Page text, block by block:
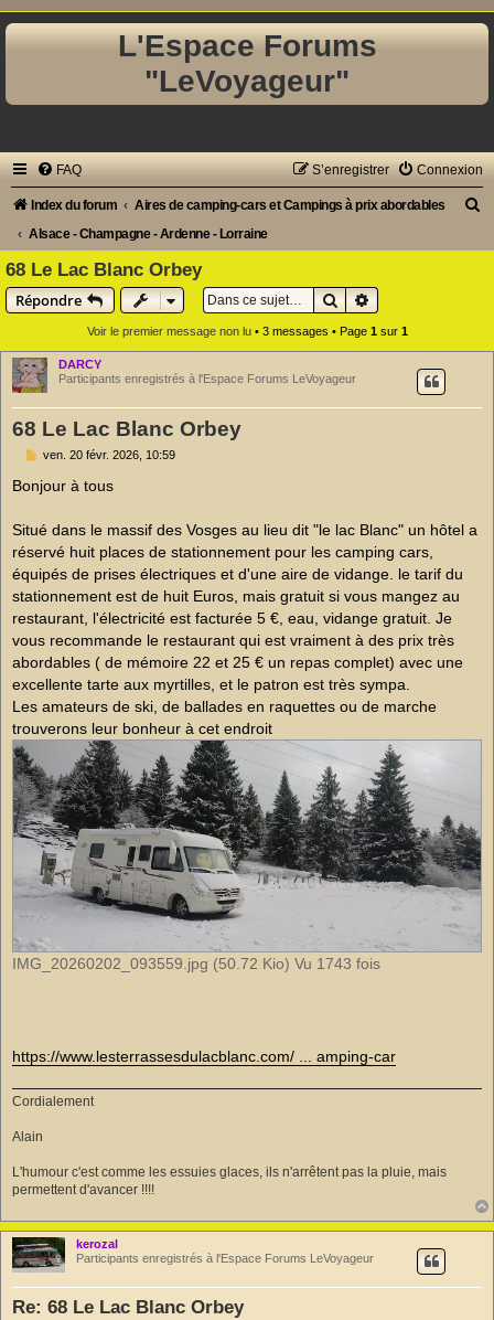
L'Espace Forums
"LeVoyageur"
FAQ Connexion
S’enregistrer
Index du forum
Aires de camping-cars et Campings à prix abordables
Alsace - Champagne - Ardenne - Lorraine
r
68 Le Lac Blanc Orbey
Répondre
RechercherRecherche
Voir le premier message non lu• 3 messages • Page 1sur 1
DARCY
Participants enregistrés à l'Espace Forums LeVoyageur
68 Le Lac Blanc Orbey
M
s
s
g
e
n
o
n
l
ven. 20 févr. 2026, 10:59
Bonjour à tous
Situé dans le massif des Vosges au lieu dit "le lac Blanc" un hôtel a
réservé huit places de stationnement pour les camping cars,
équipés de prises électriques et d'une aire de vidange. le tarif du
stationnement est de huit Euros, mais gratuit si vous mangez au
restaurant, l'électricité est facturée 5 €, eau, vidange gratuit. Je
vous recommande le restaurant qui est vraiment à des prix très
abordables ( de mémoire 22 et 25 € un repas complet) avec une
excellente tarte aux myrtilles, et le patron est très sympa.
Les amateurs de ski, de ballades en raquettes ou de marche
trouverons leur bonheur à cet endroit
IMG_20260202_093559.jpg (50.72 Kio) Vu 1743 fois
https://www.lesterrassesdulacblanc.com/ ... amping-car
Cordialement
Alain
L'humour c'est comme les essuies glaces, ils n'arrêtent pas la pluie, mais
permettent d'avancer !!!!
kerozal
Participants enregistrés à l'Espace Forums LeVoyageur
Re: 68 Le Lac Blanc Orbey